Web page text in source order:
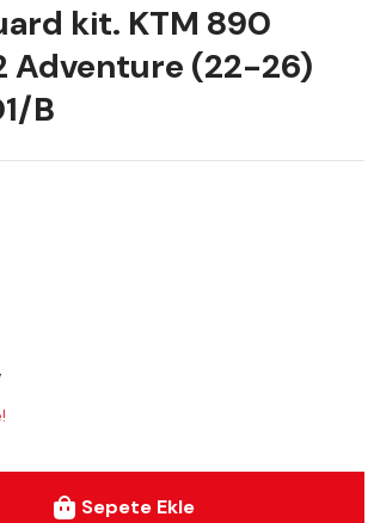
kit. KTM 890
Adventure (22-26)
B
Sepete Ekle